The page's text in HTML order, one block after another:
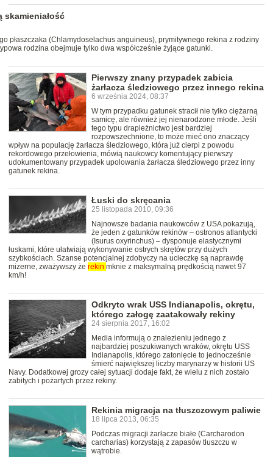
skamieniałość
płaszczaka (Chlamydoselachus anguineus), prymitywnego rekina z rodziny
rodzina obejmuje tylko dwa współcześnie żyjące gatunki.
Pierwszy znany przypadek zabicia
żarłacza śledziowego przez innego rekina
6 września 2024, 08:37
W tym przypadku gatunek stracił nie tylko ciężarną
samicę, ale również jej nienarodzone młode. Jeśli
tego typu drapieżnictwo jest bardziej
rozpowszechnione, to może mieć ono znaczący
wpływ na populację żarłacza śledziowego, która już cierpi z powodu
rekordowego przełowienia, mówią naukowcy komentujący pierwszy
udokumentowany przypadek upolowania żarłacza śledziowego przez inny
gatunek rekina.
Łuski do skręcania
25 listopada 2010, 09:36
Najnowsze badania naukowców z USA pokazują,
że jeden z gatunków rekinów – ostronos atlantycki
(Isurus oxyrinchus) – dysponuje elastycznymi
łuskami, które ułatwiają wykonywanie ostrych skrętów przy dużych
szybkościach. Szanse potencjalnej zdobyczy na ucieczkę są naprawdę
mizerne, zważywszy że rekin mknie z maksymalną prędkością nawet 97
km/h!
Odkryto wrak USS Indianapolis, okrętu,
którego załogę zaatakowały rekiny
24 sierpnia 2017, 16:02
Media informują o znalezieniu jednego z
najbardziej poszukiwanych wraków, okrętu USS
Indianapolis, którego zatonięcie to jednocześnie
śmierć największej liczby marynarzy w historii US
Navy. Dodatkowej grozy całej sytuacji dodaje fakt, że wielu z nich zostało
zabitych i pożartych przez rekiny.
Rekinia migracja na tłuszczowym paliwie
18 lipca 2013, 06:35
Podczas migracji żarłacze białe (Carcharodon
carcharias) korzystają z zapasów tłuszczu w
wątrobie.